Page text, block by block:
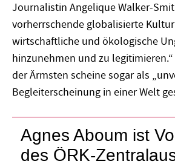
Journalistin Angelique Walker-
vorherrschende globalisierte
wirtschaftliche und ökologische
hinzunehmen und zu
der Ärmsten scheine sogar als
Begleiterscheinung in einer Welt
Agnes Aboum ist
des ÖRK-